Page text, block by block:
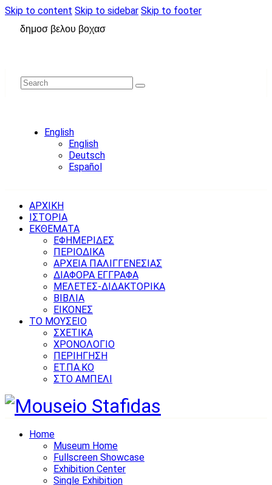
Skip to content Skip to sidebar Skip to footer
δημοσ βελου βοχασ
English
English
Deutsch
Español
ΑΡΧΙΚΗ
ΙΣΤΟΡΙΑ
ΕΚΘΕΜΑΤΑ
ΕΦΗΜΕΡΙΔΕΣ
ΠΕΡΙΟΔΙΚΑ
ΑΡΧΕΙΑ ΠΑΛΙΓΓΕΝΕΣΙΑΣ
ΔΙΑΦΟΡΑ ΕΓΓΡΑΦΑ
ΜΕΛΕΤΕΣ-ΔΙΔΑΚΤΟΡΙΚΑ
ΒΙΒΛΙΑ
ΕΙΚΟΝΕΣ
ΤΟ ΜΟΥΣΕΙΟ
ΣΧΕΤΙΚΑ
ΧΡΟΝΟΛΟΓΙΟ
ΠΕΡΙΗΓΗΣΗ
ΕΤ.ΠΑ.ΚΟ
ΣΤΟ ΑΜΠΕΛΙ
Home
Museum Home
Fullscreen Showcase
Exhibition Center
Single Exhibition